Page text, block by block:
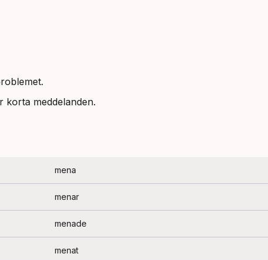
korta meddelanden.
mena
menar
menade
menat